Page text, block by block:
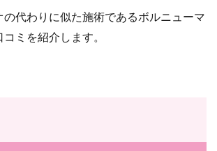
の代わりに似た施術であるボルニューマ
ミを紹介します。